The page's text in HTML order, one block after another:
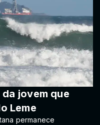
jovem que
Leme
permanece